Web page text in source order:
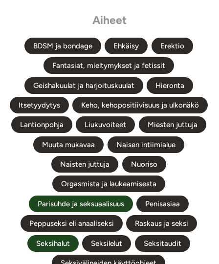
Aiheet
BDSM ja bondage Ehkäisy Erektio
Fantasiat, mieltymykset ja fetissit
Geishakuulat ja harjoituskuulat Hieronta
Itsetyydytys Keho, kehopositiivisuus ja ulkonäkö
Lantionpohja Liukuvoiteet Miesten juttuja
Muuta mukavaa Naisen intiimialue
Naisten juttuja Nuoriso
Orgasmista ja laukeamisesta
Parisuhde ja seksuaalisuus Penisasiaa
Peppuseksi eli anaaliseksi Raskaus ja seksi
Seksihalut Seksilelut Seksitaudit